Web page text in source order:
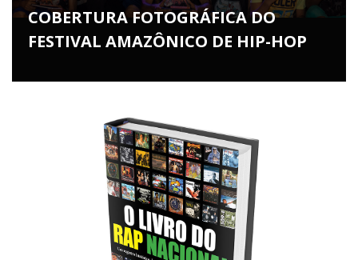
COBERTURA FOTOGRÁFICA DO
FESTIVAL AMAZÔNICO DE HIP-HOP